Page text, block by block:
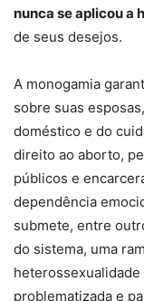
nunca se aplicou a
de seus desejos.
A monogamia
sobre suas
doméstico e do
direito ao aborto,
públicos e
dependência
submete, entre
do sistema, uma
problematizada e